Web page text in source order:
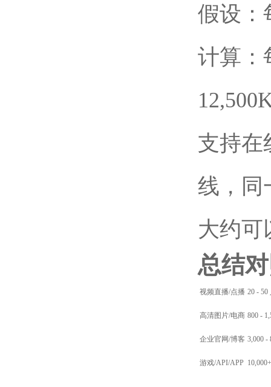
假设：
计算：
支持在
线，同
大约可
总结
视频直播/点播 20 - 50
高清图片/电商 800 -
企业官网/博客 3,000 -
游戏/API/APP